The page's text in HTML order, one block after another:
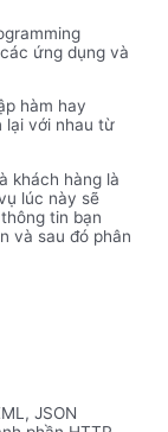
ứng dụng và
hàm hay
lại với nhau từ
khách hàng là
lúc này sẽ
tin bạn
và sau đó phân
JSON